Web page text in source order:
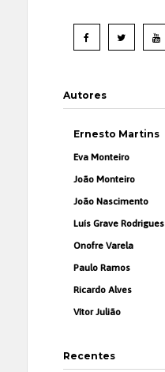
Autores
Ernesto Martins
Eva Monteiro
João Monteiro
João Nascimento
Luís Grave Rodrigues
Onofre Varela
Paulo Ramos
Ricardo Alves
Vítor Julião
Recentes